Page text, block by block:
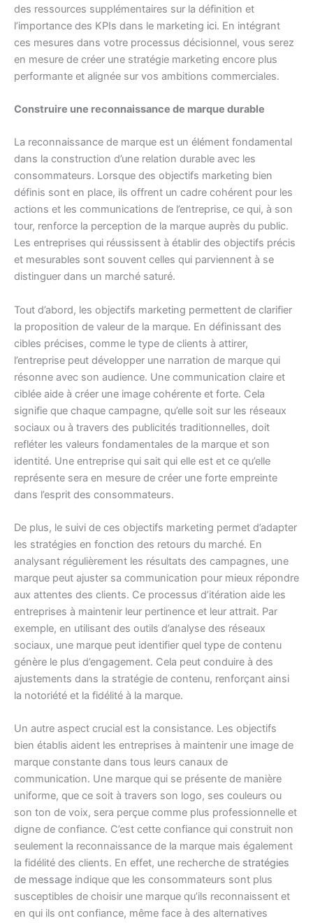
des ressources supplémentaires sur la définition et
l’importance des KPIs dans le marketing ici. En intégrant
ces mesures dans votre processus décisionnel, vous serez
en mesure de créer une stratégie marketing encore plus
performante et alignée sur vos ambitions commerciales.
Construire une reconnaissance de marque durable
La reconnaissance de marque est un élément fondamental
dans la construction d’une relation durable avec les
consommateurs. Lorsque des objectifs marketing bien
définis sont en place, ils offrent un cadre cohérent pour les
actions et les communications de l’entreprise, ce qui, à son
tour, renforce la perception de la marque auprès du public.
Les entreprises qui réussissent à établir des objectifs précis
et mesurables sont souvent celles qui parviennent à se
distinguer dans un marché saturé.
Tout d’abord, les objectifs marketing permettent de clarifier
la proposition de valeur de la marque. En définissant des
cibles précises, comme le type de clients à attirer,
l’entreprise peut développer une narration de marque qui
résonne avec son audience. Une communication claire et
ciblée aide à créer une image cohérente et forte. Cela
signifie que chaque campagne, qu’elle soit sur les réseaux
sociaux ou à travers des publicités traditionnelles, doit
refléter les valeurs fondamentales de la marque et son
identité. Une entreprise qui sait qui elle est et ce qu’elle
représente sera en mesure de créer une forte empreinte
dans l’esprit des consommateurs.
De plus, le suivi de ces objectifs marketing permet d’adapter
les stratégies en fonction des retours du marché. En
analysant régulièrement les résultats des campagnes, une
marque peut ajuster sa communication pour mieux répondre
aux attentes des clients. Ce processus d’itération aide les
entreprises à maintenir leur pertinence et leur attrait. Par
exemple, en utilisant des outils d’analyse des réseaux
sociaux, une marque peut identifier quel type de contenu
génère le plus d’engagement. Cela peut conduire à des
ajustements dans la stratégie de contenu, renforçant ainsi
la notoriété et la fidélité à la marque.
Un autre aspect crucial est la consistance. Les objectifs
bien établis aident les entreprises à maintenir une image de
marque constante dans tous leurs canaux de
communication. Une marque qui se présente de manière
uniforme, que ce soit à travers son logo, ses couleurs ou
son ton de voix, sera perçue comme plus professionnelle et
digne de confiance. C’est cette confiance qui construit non
seulement la reconnaissance de la marque mais également
la fidélité des clients. En effet, une recherche de stratégies
de message indique que les consommateurs sont plus
susceptibles de choisir une marque qu’ils reconnaissent et
en qui ils ont confiance, même face à des alternatives